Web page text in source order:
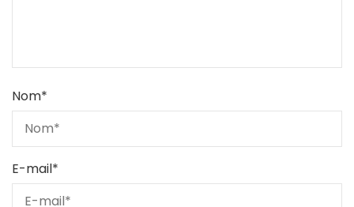
Nom*
E-mail*